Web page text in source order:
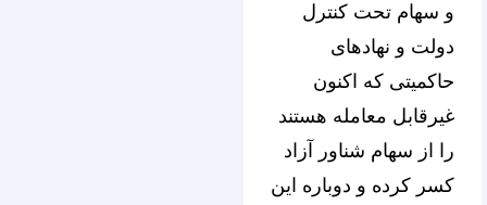
و سهام تحت کنترل
دولت و نهادهای
حاکمیتی که اکنون
غیرقابل معامله هستند
را از سهام شناور آزاد
کسر کرده و دوباره این